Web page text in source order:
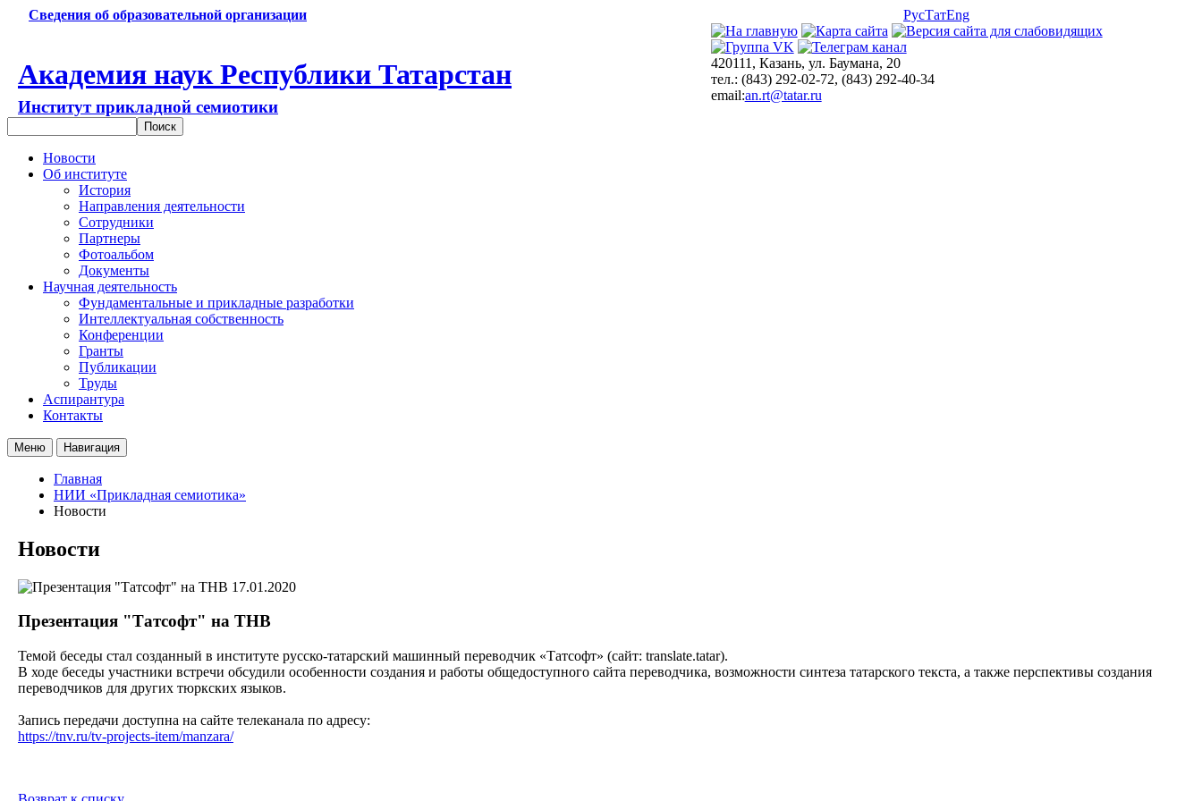
Сведения об образовательной организации РусТатEng
Академия наук Республики Татарстан
Институт прикладной семиотики
420111, Казань, ул. Баумана, 20
тел.: (843) 292-02-72, (843) 292-40-34
email:an.rt@tatar.ru
Новости
Об институте
История
Направления деятельности
Сотрудники
Партнеры
Фотоальбом
Документы
Научная деятельность
Фундаментальные и прикладные разработки
Интеллектуальная собственность
Конференции
Гранты
Публикации
Труды
Аспирантура
Контакты
Меню Навигация
Главная
НИИ «Прикладная семиотика»
Новости
Новости
17.01.2020
Презентация "Татсофт" на ТНВ
Темой беседы стал созданный в институте русско-татарский машинный переводчик «Татсофт» (сайт: translate.tatar).
В ходе беседы участники встречи обсудили особенности создания и работы общедоступного сайта переводчика, возможности синтеза татарского текста, а также перспективы создания
переводчиков для других тюркских языков.
Запись передачи доступна на сайте телеканала по адресу:
https://tnv.ru/tv-projects-item/manzara/